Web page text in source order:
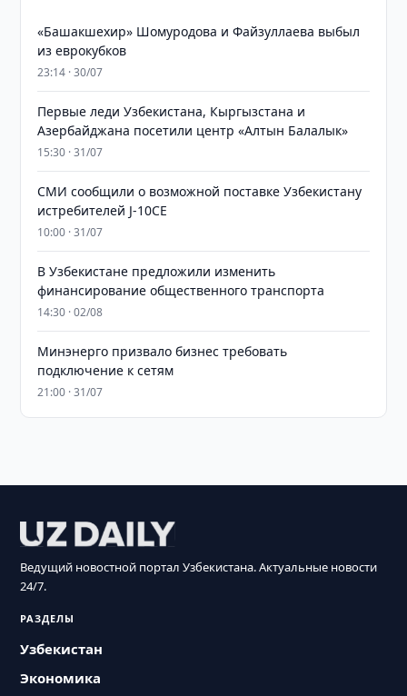
«Башакшехир» Шомуродова и Файзуллаева выбыл
из еврокубков
23:14 · 30/07
Первые леди Узбекистана, Кыргызстана и
Азербайджана посетили центр «Алтын Балалык»
15:30 · 31/07
СМИ сообщили о возможной поставке Узбекистану
истребителей J-10CE
10:00 · 31/07
В Узбекистане предложили изменить
финансирование общественного транспорта
14:30 · 02/08
Минэнерго призвало бизнес требовать
подключение к сетям
21:00 · 31/07
Ведущий новостной портал Узбекистана. Актуальные новости
24/7.
РАЗДЕЛЫ
Узбекистан
Экономика